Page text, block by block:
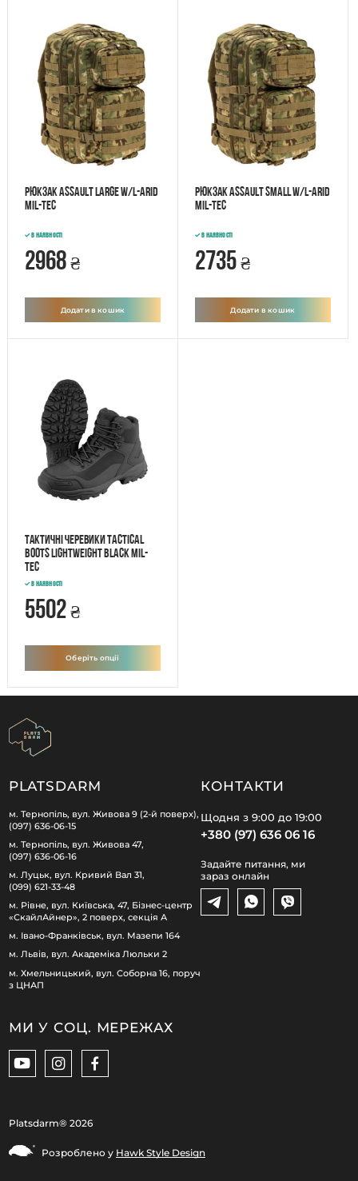
Рюкзак Assault Large W/L-ARID
Mil-tec
В наявності
2968 ₴
Додати в кошик
Рюкзак Assault Small W/L-ARID
Mil-Tec
В наявності
2735 ₴
Додати в кошик
Тактичні черевики TACTICAL
BOOTS LIGHTWEIGHT Black Mil-
Tec
В наявності
5502 ₴
Оберіть опції
PLATSDARM
м. Тернопіль, вул. Живова 9 (2-й поверх),
(097) 636-06-15
м. Тернопіль, вул. Живова 47,
(097) 636-06-16
м. Луцьк, вул. Кривий Вал 31,
(099) 621-33-48
м. Рівне, вул. Київська, 47, Бізнес-центр
«СкайлАйнер», 2 поверх, секція А
м. Івано-Франківськ, вул. Мазепи 164
м. Львів, вул. Академіка Люльки 2
м. Хмельницький, вул. Соборна 16, поруч
з ЦНАП
КОНТАКТИ
Щодня з 9:00 до 19:00
+380 (97) 636 06 16
Задайте питання, ми
зараз онлайн
МИ У СОЦ. МЕРЕЖАХ
Platsdarm® 2026
Розроблено у Hawk Style Design